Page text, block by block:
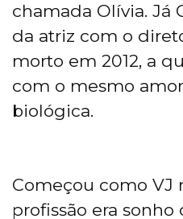
chamada Olívia. Já
da atriz com o
morto em 2012, a
com o mesmo
biológica.
Começou como VJ
profissão era